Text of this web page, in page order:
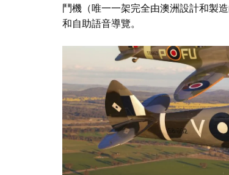
鬥機（唯一一架完全由澳洲設計和製
和自助語音導覽。